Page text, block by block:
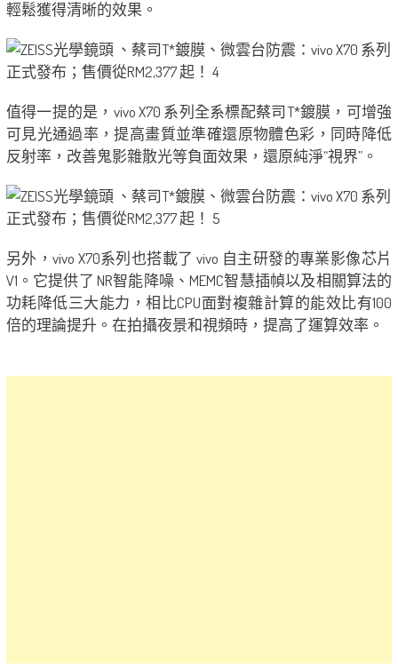
輕鬆獲得清晰的效果。
值得一提的是，vivo X70 系列全系標配蔡司T*鍍膜，可增強
可見光通過率，提高畫質並準確還原物體色彩，同時降低
反射率，改善鬼影雜散光等負面效果，還原純淨“視界”。
另外，vivo X70系列也搭載了 vivo 自主研發的專業影像芯片
V1。它提供了 NR智能降噪、MEMC智慧插幀以及相關算法的
功耗降低三大能力，相比CPU面對複雜計算的能效比有100
倍的理論提升。在拍攝夜景和視頻時，提高了運算效率。